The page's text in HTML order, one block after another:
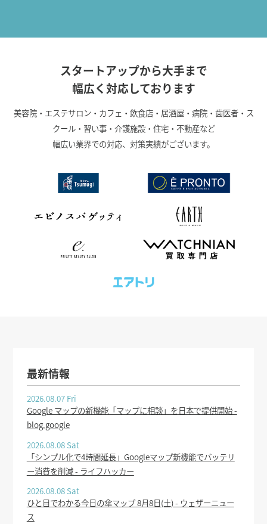
スタートアップから大手まで
幅広く対応しております
美容院・エステサロン・カフェ・飲食店・居酒屋・病院・歯医者・ス
クール・習い事・介護施設・住宅・不動産など
幅広い業界での対応、対策実績がございます。
最新情報
2026.08.07 Fri
Google マップの新機能「マップに相談」を日本で提供開始 -
blog.google
2026.08.08 Sat
「シンプル化で4時間延長」Googleマップ新機能でバッテリ
ー消費を削減 - ライフハッカー
2026.08.08 Sat
ひと目でわかる今日の傘マップ 8月8日(土) - ウェザーニュー
ス